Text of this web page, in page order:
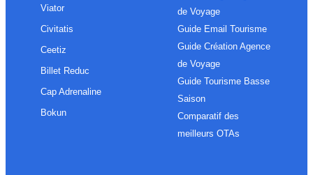
Viator
Civitatis
Ceetiz
Billet Reduc
Cap Adrenaline
Bokun
de Voyage
Guide Email Tourisme
Guide Création Agence
de Voyage
Guide Tourisme Basse
Saison
Comparatif des
meilleurs OTAs